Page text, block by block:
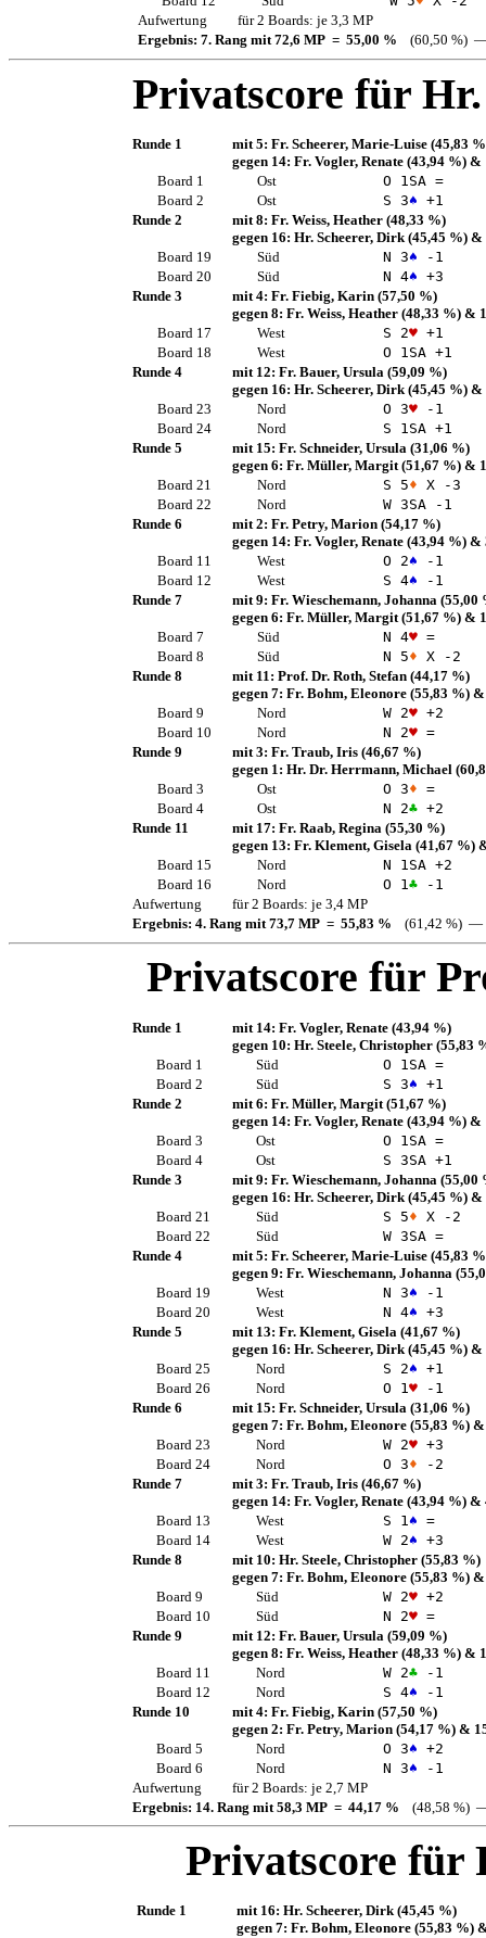
Aufwertung
für 2 Boards: je 3,3 MP
Ergebnis: 7. Rang mit 72,6 MP = 55,00 % (60,50 %)
Privatscore für
Runde 1 mit 5: Fr. Scheerer, Marie-Luise (45,83
gegen 14: Fr. Vogler, Renate (43,94 %) &
Board 1
Ost O 1SA =
Board 2
Ost S 3♠ +1
Runde 2
mit 8: Fr. Weiss, Heather (48,33 %)
gegen 16: Hr. Scheerer, Dirk(45,45 %) &
Board 19
Süd N 3♠ -1
Board 20
Süd N 4♠ +3
Runde 3
mit 4: Fr. Fiebig, Karin (57,50 %)
gegen 8: Fr. Weiss, Heather (48,33 %) &
Board 17
West S 2♥ +1
Board 18
West O 1SA +1
Runde 4
mit 12: Fr. Bauer, Ursula (59,09 %)
gegen 16: Hr. Scheerer, Dirk(45,45 %) &
Board 23
Nord O 3♥ -1
Board 24
Nord S 1SA +1
Runde 5
mit 15: Fr. Schneider, Ursula (31,06 %)
gegen 6: Fr. Müller, Margit(51,67 %) &
Board 21
Nord S 5♦ X -3
Board 22
Nord W 3SA -1
Runde 6
mit 2: Fr. Petry, Marion (54,17 %)
gegen 14: Fr. Vogler, Renate (43,94 %) &
Board 11
West O 2♠ -1
Board 12
West S 4♠ -1
Runde 7
mit 9: Fr. Wieschemann, Johanna (55,00
gegen 6: Fr. Müller, Margit(51,67 %) &
Board 7
Süd N 4♥ =
Board 8
Süd N 5♦ X -2
Runde 8
mit 11: Prof. Dr. Roth, Stefan (44,17 %)
gegen 7: Fr. Bohm, Eleonore (55,83 %)
Board 9
Nord W 2♥ +2
Board 10
Nord N 2♥ =
Runde 9
mit 3: Fr. Traub, Iris (46,67 %)
gegen 1: Hr. Dr. Herrmann, Michael
Board 3
Ost O 3♦ =
Board 4
Ost N 2♣ +2
Runde 11
mit 17: Fr. Raab, Regina (55,30 %)
gegen 13: Fr. Klement, Gisela (41,67 %)
Board 15
Nord N 1SA +2
Board 16
Nord O 1♣ -1
Aufwertung
für 2 Boards: je 3,4 MP
Ergebnis: 4. Rang mit 73,7 MP = 55,83 % (61,42 %) —
Privatscore für
Runde 1 mit 14: Fr. Vogler, Renate(43,94 %)
gegen 10: Hr. Steele, Christopher(55,83
Board 1
Süd O 1 SA=
Board 2
Süd S 3♠ +1
Runde 2
mit 6: Fr. Müller, Margit(51,67 %)
gegen 14: Fr. Vogler, Renate(43,94 %)&
Board 3
Ost O 1 SA=
Board 4
Ost S 3SA+1
Runde 3
mit 9: Fr. Wieschemann, Johanna (55,00
gegen 16: Hr. Scheerer, Dirk(45,45 %)&
Board 21
Süd S 5♦ X -2
Board 22
Süd W 3SA=
Runde 4
mit 5: Fr. Scheerer, Marie-Luise(45,83
gegen 9: Fr. Wieschemann, Johanna
Board 19
West N 3♠ -1
Board 20
West N 4♠ +3
Runde 5
mit 13: Fr. Klement, Gisela (41,67 %)
gegen 16: Hr. Scheerer, Dirk(45,45 %)&
Board 25
Nord S 2♠ +1
Board 26
Nord O 1 ♥-1
Runde 6
mit 15: Fr. Schneider, Ursula (31,06 %)
gegen 7: Fr. Bohm, Eleonore(55,83 %)&
Board 23
Nord W 2♥+3
Board 24
Nord O 3♦ -2
Runde 7
mit 3: Fr. Traub, Iris(46,67 %)
gegen 14: Fr. Vogler, Renate(43,94 %)&
Board 13
West S 1 ♠ =
Board 14
West W 2♠ +3
Runde 8
mit 10: Hr. Steele, Christopher(55,83 %)
gegen 7: Fr. Bohm, Eleonore(55,83 %)&
Board 9
Süd W 2♥+2
Board 10
Süd N 2♥=
Runde 9
mit 12: Fr. Bauer, Ursula (59,09 %)
gegen 8: Fr. Weiss, Heather(48,33 %)&
Board 11
Nord W 2♣-1
Board 12
Nord S 4♠ -1
Runde 10
mit 4: Fr. Fiebig, Karin(57,50 %)
gegen 2: Fr. Petry, Marion(54,17 %)&
Board 5
Nord O 3♠ +2
Board 6
Nord N 3♠ -1
Aufwertung
für 2 Boards: je 2,7 MP
Ergebnis: 14. Rang mit 58,3 MP = 44,17 % (48,58 %)
Privatscore für
Runde 1 mit 16: Hr. Scheerer, Dirk(45,45 %)
gegen 7: Fr. Bohm, Eleonore(55,83 %)